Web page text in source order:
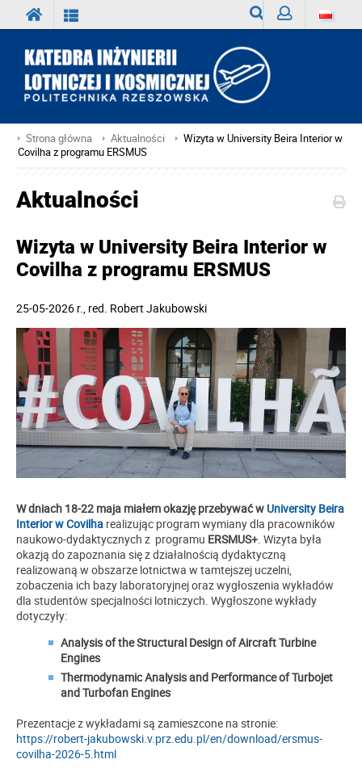
Strona główna Aktualności
Wizyta w University Beira Interior w
Covilha z programu ERSMUS
Aktualności
Wizyta w University Beira Interior w
Covilha z programu ERSMUS
25-05-2026 r. , red. Robert Jakubowski
W dniach 18-22 maja miałem okazję przebywać w University Beira
Interior w Covilha realizując program wymiany dla pracowników
naukowo-dydaktycznych z programu ERSMUS+. Wizyta była
okazją do zapoznania się z działalnością dydaktyczną
realizowaną w obszarze lotnictwa w tamtejszej uczelni,
zobaczenia ich bazy laboratoryjnej oraz wygłoszenia wykładów
dla studentów specjalności lotniczych. Wygłoszone wykłady
dotyczyły:
Analysis of the Structural Design of Aircraft Turbine
Engines
Thermodynamic Analysis and Performance of Turbojet
and Turbofan Engines
Prezentacje z wykładami są zamieszcone na stronie:
https://robert-jakubowski.v.prz.edu.pl/en/download/ersmus-
covilha-2026-5.html